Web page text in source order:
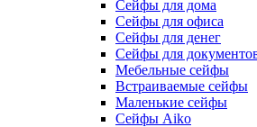
Cейфы для дома
Cейфы для офиса
Сейфы для денег
Сейфы для
Мебельные сейфы
Встраиваемые сейфы
Маленькие сейфы
Сейфы Aiko